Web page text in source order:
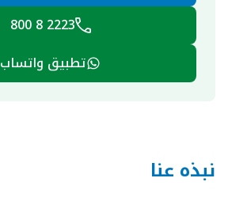
2223 8 800
تطبيق واتساب
نبذه عنا